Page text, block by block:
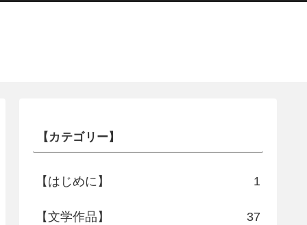
【カテゴリー】
【はじめに】 1
【文学作品】 37